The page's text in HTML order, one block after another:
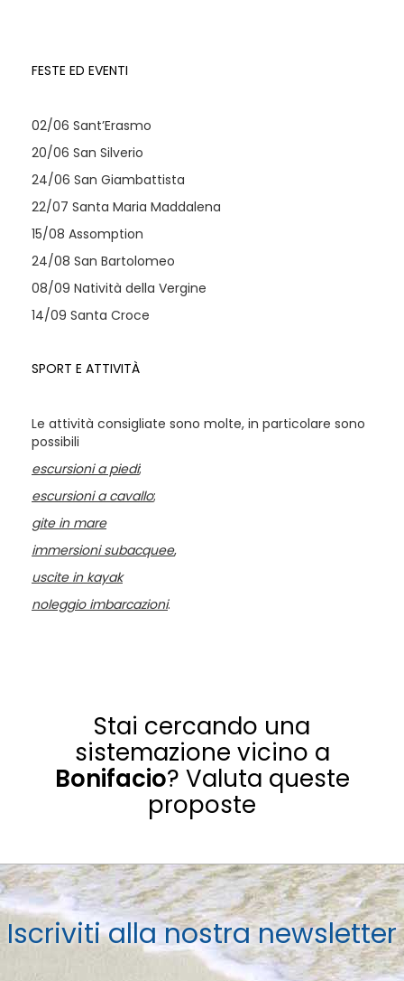
FESTE ED EVENTI
02/06 Sant’Erasmo
20/06 San Silverio
24/06 San Giambattista
22/07 Santa Maria Maddalena
15/08 Assomption
24/08 San Bartolomeo
08/09 Natività della Vergine
14/09 Santa Croce
SPORT E ATTIVITÀ
Le attività consigliate sono molte, in particolare sono
possibili
escursioni a piedi;
escursioni a cavallo;
gite in mare
immersioni subacquee,
uscite in kayak
noleggio imbarcazioni.
Stai cercando una
sistemazione vicino a
Bonifacio? Valuta queste
proposte
Iscriviti alla nostra newsletter